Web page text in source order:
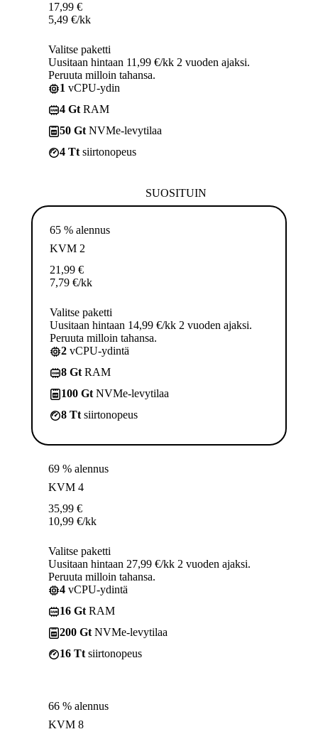
17,99 €
5,49 €/kk
Valitse paketti
Uusitaan hintaan 11,99 €/kk 2 vuoden ajaksi.
Peruuta milloin tahansa.
1 vCPU-ydin
4 Gt RAM
50 Gt NVMe-levytilaa
4 Tt siirtonopeus
SUOSITUIN
65 % alennus
KVM 2
21,99 €
7,79 €/kk
Valitse paketti
Uusitaan hintaan 14,99 €/kk 2 vuoden ajaksi.
Peruuta milloin tahansa.
2 vCPU-ydintä
8 Gt RAM
100 Gt NVMe-levytilaa
8 Tt siirtonopeus
69 % alennus
KVM 4
35,99 €
10,99 €/kk
Valitse paketti
Uusitaan hintaan 27,99 €/kk 2 vuoden ajaksi.
Peruuta milloin tahansa.
4 vCPU-ydintä
16 Gt RAM
200 Gt NVMe-levytilaa
16 Tt siirtonopeus
66 % alennus
KVM 8